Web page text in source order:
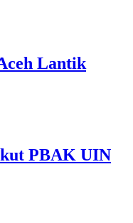
Lantik
PBAK UIN